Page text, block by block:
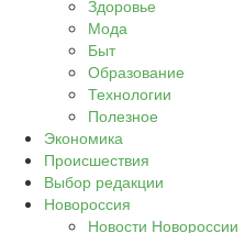
Здоровье
Мода
Быт
Образование
Технологии
Полезное
Экономика
Происшествия
Выбор редакции
Новороссия
Новости Новороссии